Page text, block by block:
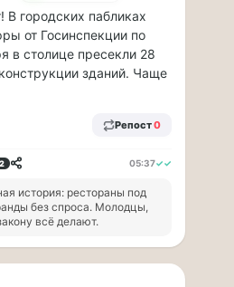
городских пабликах
от Госинспекции по
в столице пресекли 28
зданий. Чаще
Репост0
2 05:37✓✓
история: рестораны под
без спроса. Молодцы,
всё делают.